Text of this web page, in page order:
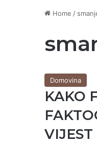
Home /
Domovina
KAKO
VIJEST